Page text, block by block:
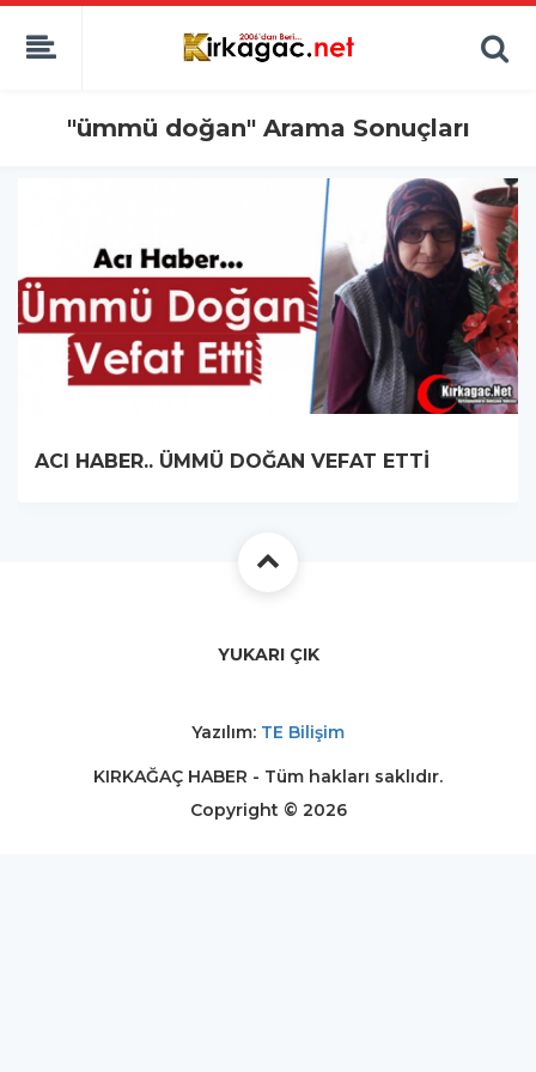
"ümmü doğan" Arama Sonuçları
ACI HABER.. ÜMMÜ DOĞAN VEFAT ETTİ
YUKARI ÇIK
Yazılım: TE Bilişim
KIRKAĞAÇ HABER - Tüm hakları saklıdır.
Copyright © 2026